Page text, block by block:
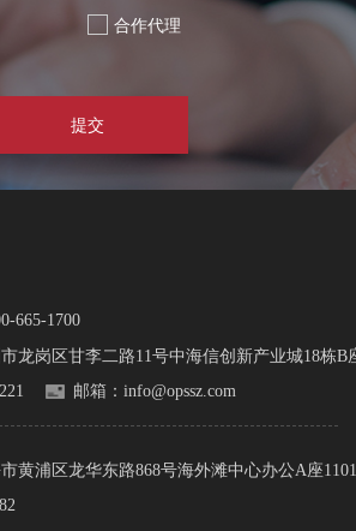
合作代理
提交
665-1700
龙岗区甘李二路11号中海信创新产业城18栋B
邮箱：info@opssz.com
市黄浦区龙华东路868号海外滩中心办公A座1101